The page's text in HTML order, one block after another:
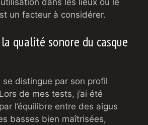
un facteur à considérer.
qualité sonore du casque
se distingue par son profil
de mes tests, j’ai été
l’équilibre entre des aigus
basses bien maîtrisées,